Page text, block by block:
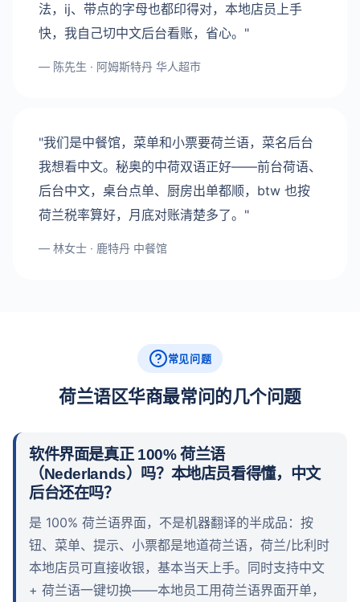
法，ij、带点的字母也都印得对，本地店员上手
快，我自己切中文后台看账，省心。"
— 陈先生 · 阿姆斯特丹 华人超市
"我们是中餐馆，菜单和小票要荷兰语，菜名后台
我想看中文。秘奥的中荷双语正好——前台荷语、
后台中文，桌台点单、厨房出单都顺，btw 也按
荷兰税率算好，月底对账清楚多了。"
— 林女士 · 鹿特丹 中餐馆
常见问题
荷兰语区华商最常问的几个问题
软件界面是真正 100% 荷兰语
（Nederlands）吗？本地店员看得懂，中文
后台还在吗？
是 100% 荷兰语界面，不是机器翻译的半成品：按
钮、菜单、提示、小票都是地道荷兰语，荷兰/比利时
本地店员可直接收银，基本当天上手。同时支持中文
+ 荷兰语一键切换——本地员工用荷兰语界面开单，